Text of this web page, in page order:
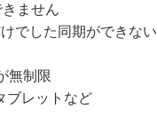
ません
でした同期ができない
無制限
ブレットなど